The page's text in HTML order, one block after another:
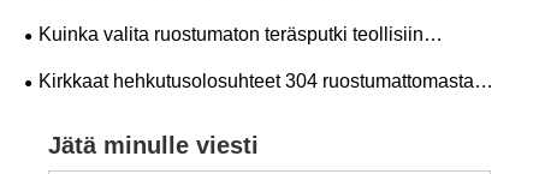
teräksestä tehdylle saumattomalle putkelle
Kuinka valita ruostumaton teräsputki teollisiin
tarpeisiisi?
Kirkkaat hehkutusolosuhteet 304 ruostumattomasta
Jätä minulle viesti